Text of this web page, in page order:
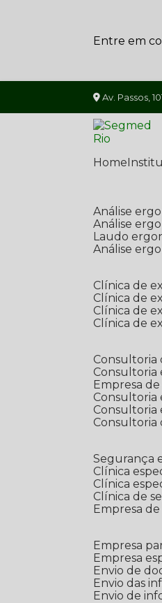
Entre em
Av. Passos,
Home
Análise
Análise
Laudo
Análise
Clínica de
Clínica de
Clínica de
Clínica de
Empresa
Clínica
Clínica
Clínica de
Empresa
Empresa
Empresa
Envio de
Envio das
Envio de